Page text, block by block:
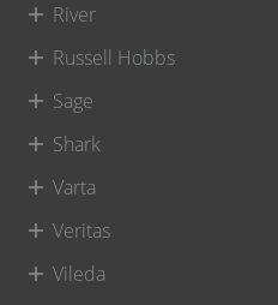
River
Russell Hobbs
Sage
Shark
Varta
Veritas
Vileda